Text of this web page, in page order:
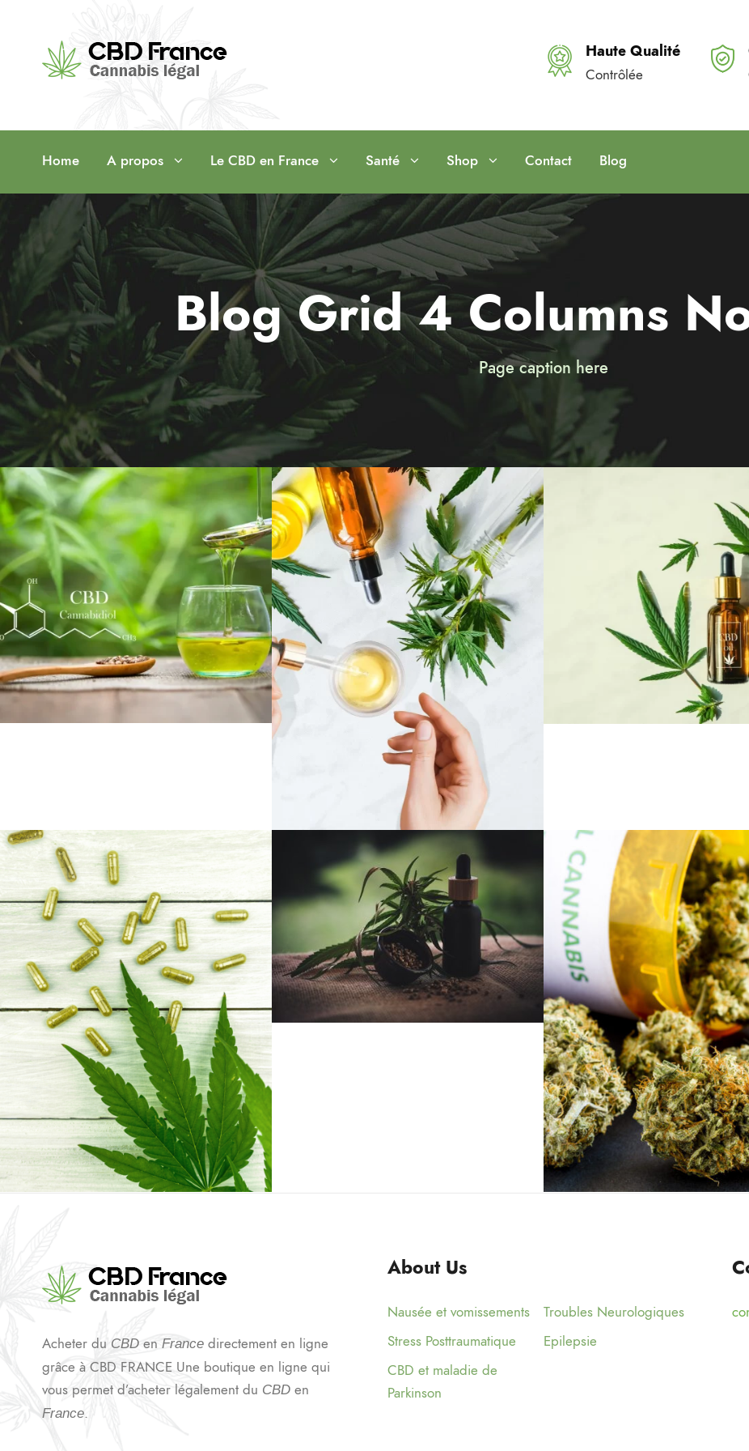
Haute Qualité
Contrôlée
Home A propos Le CBD en France Santé Shop Contact Blog
Blog Grid 4 Columns
Page caption here
29 MAI 2025
ADMIJHFKDFN
2 OCTOBRE 2024
ADMIJHFKDFN
18 MARS 2024
ADMIJHFKDFN
7 AVRIL 2023
ADMIJHFKDFN
15 FÉVRIER 2023
ADMIJHFKDFN
9 AVRIL 2019
ADMIJHFKDFN
Acheter du CBD en France directement en ligne
grâce à CBD FRANCE Une boutique en ligne qui
vous permet d’acheter légalement du CBD en
France.
About Us
Nausée et vomissements
Troubles Neurologiques
Stress Posttraumatique
Epilepsie
CBD et maladie de
Parkinson